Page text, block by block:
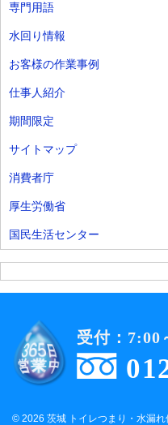
専門用語
水回り情報
お客様の作業事例
仕事人紹介
期間限定
サイトマップ
消費者庁
厚生労働省
国民生活センター
受付：7:00
© 2026 茨城 トイレつまり・水漏